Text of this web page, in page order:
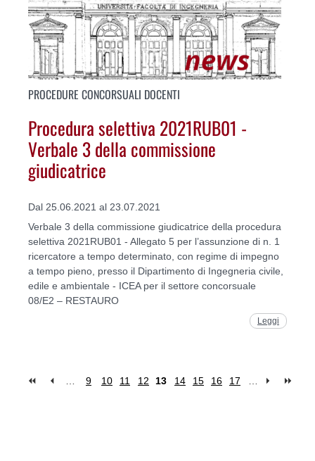
PROCEDURE CONCORSUALI DOCENTI
Procedura selettiva 2021RUB01 -
Verbale 3 della commissione
giudicatrice
Dal 25.06.2021 al 23.07.2021
Verbale 3 della commissione giudicatrice della procedura
selettiva 2021RUB01 - Allegato 5 per l’assunzione di n. 1
ricercatore a tempo determinato, con regime di impegno
a tempo pieno, presso il Dipartimento di Ingegneria civile,
edile e ambientale - ICEA per il settore concorsuale
08/E2 – RESTAURO
Leggi
9 10 11 12 13 14 15 16 17